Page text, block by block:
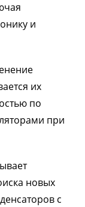
и
их
по
при
новых
с